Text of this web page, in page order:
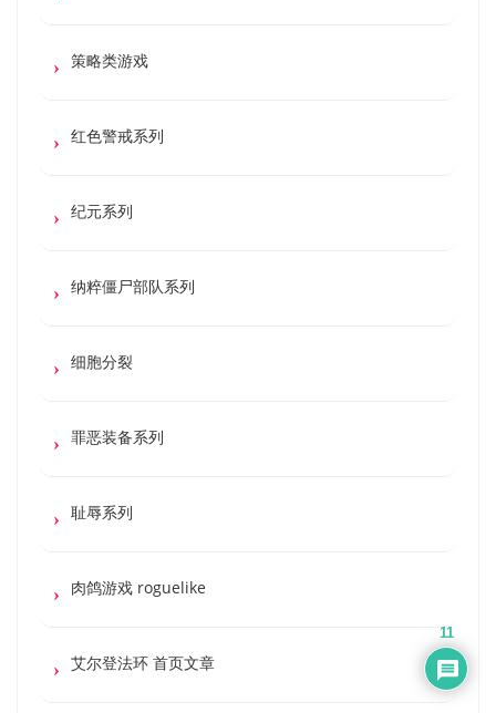
策略类游戏
红色警戒系列
纪元系列
纳粹僵尸部队系列
细胞分裂
罪恶装备系列
耻辱系列
肉鸽游戏 roguelike
艾尔登法环 首页文章
11